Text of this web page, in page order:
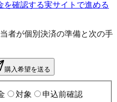
を確認する実サイトで進める
者が個別決済の準備と次の手
購入希望を送る
対象 申込前確認